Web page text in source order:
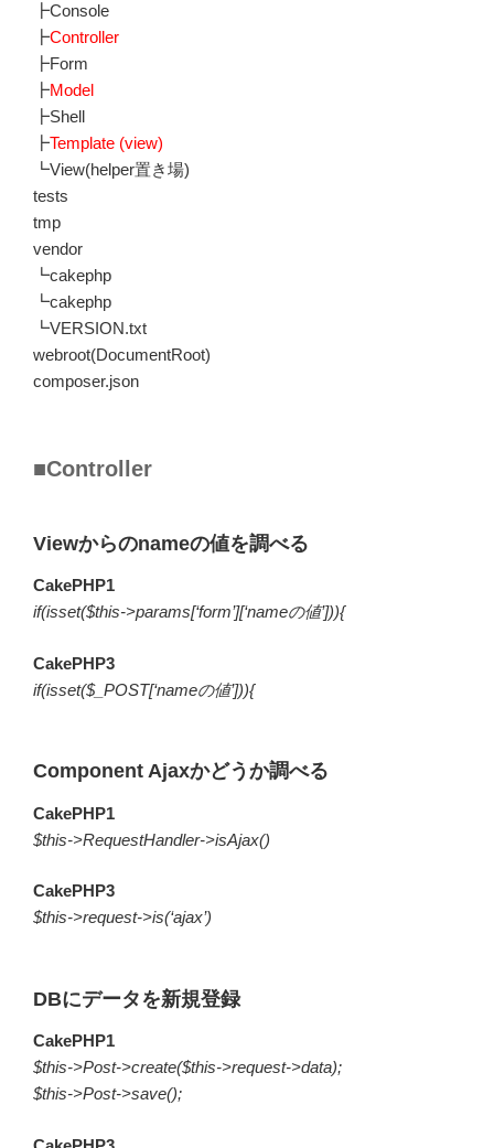
┣Console
┣Controller
┣Form
┣Model
┣Shell
┣Template (view)
┗View(helper置き場)
tests
tmp
vendor
┗cakephp
┗cakephp
┗VERSION.txt
webroot(DocumentRoot)
composer.json
■Controller
Viewからのnameの値を調べる
CakePHP1
if(isset($this->params[‘form’][‘nameの値’])){
CakePHP3
if(isset($_POST[‘nameの値’])){
Component Ajaxかどうか調べる
CakePHP1
$this->RequestHandler->isAjax()
CakePHP3
$this->request->is(‘ajax’)
DBにデータを新規登録
CakePHP1
$this->Post->create($this->request->data);
$this->Post->save();